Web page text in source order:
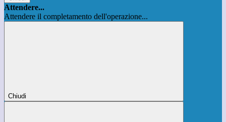
Attendere...
Attendere il completamento dell'operazione...
Chiudi